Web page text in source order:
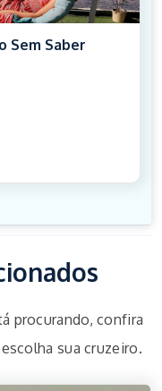
Sem Saber
procurando, confira
sua cruzeiro.